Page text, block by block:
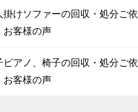
掛けソファーの回収・処分ご依
客様の声
ピアノ、椅子の回収・処分ご依
客様の声